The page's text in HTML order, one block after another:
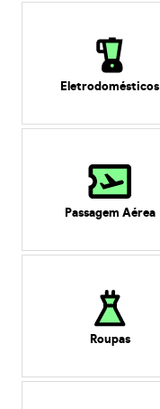
Eletrodomésticos
Passagem Aérea
Roupas